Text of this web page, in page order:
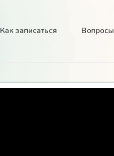
Как записаться Вопросы